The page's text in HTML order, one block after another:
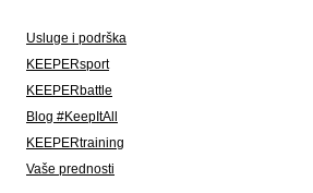
Usluge i podrška
KEEPERsport
KEEPERbattle
Blog #KeepItAll
KEEPERtraining
Vaše prednosti